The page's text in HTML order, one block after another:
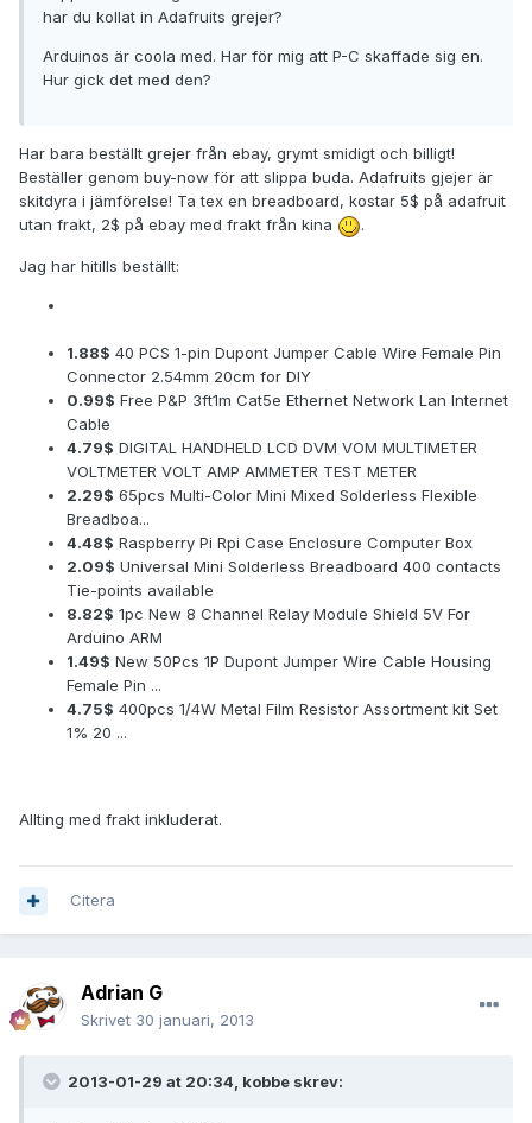
har du kollat in Adafruits grejer?
Arduinos är coola med. Har för mig att P-C skaffade sig en.
Hur gick det med den?
Har bara beställt grejer från ebay, grymt smidigt och billigt!
Beställer genom buy-now för att slippa buda. Adafruits gjejer är
skitdyra i jämförelse! Ta tex en breadboard, kostar 5$ på adafruit
utan frakt, 2$ på ebay med frakt från kina
.
Jag har hitills beställt:
1.88$ 40 PCS 1-pin Dupont Jumper Cable Wire Female Pin
Connector 2.54mm 20cm for DIY
0.99$ Free P&P 3ft1m Cat5e Ethernet Network Lan Internet
Cable
4.79$ DIGITAL HANDHELD LCD DVM VOM MULTIMETER
VOLTMETER VOLT AMP AMMETER TEST METER
2.29$ 65pcs Multi-Color Mini Mixed Solderless Flexible
Breadboa...
4.48$ Raspberry Pi Rpi Case Enclosure Computer Box
2.09$ Universal Mini Solderless Breadboard 400 contacts
Tie-points available
8.82$ 1pc New 8 Channel Relay Module Shield 5V For
Arduino ARM
1.49$ New 50Pcs 1P Dupont Jumper Wire Cable Housing
Female Pin ...
4.75$ 400pcs 1/4W Metal Film Resistor Assortment kit Set
1% 20 ...
Allting med frakt inkluderat.
Citera
Adrian G
Skrivet 30 januari, 2013
2013-01-29 at 20:34, kobbe skrev: